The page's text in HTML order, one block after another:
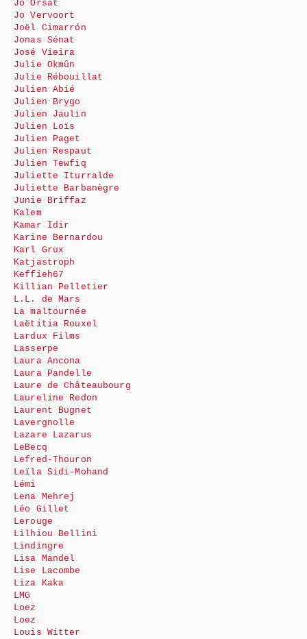
Jo Orsat
Jo Vervoort
Joël Cimarrón
Jonas Sénat
José Vieira
Julie Okmûn
Julie Rébouillat
Julien Abié
Julien Brygo
Julien Jaulin
Julien Loïs
Julien Paget
Julien Respaut
Julien Tewfiq
Juliette Iturralde
Juliette Barbanègre
Junie Briffaz
Kalem
Kamar Idir
Karine Bernardou
Karl Grux
Katjastroph
Keffieh67
Killian Pelletier
L.L. de Mars
La maltournée
Laëtitia Rouxel
Lardux Films
Lasserpe
Laura Ancona
Laura Pandelle
Laure de Châteaubourg
Laureline Redon
Laurent Bugnet
Lavergnolle
Lazare Lazarus
LeBecq
Lefred-Thouron
Leïla Sidi-Mohand
Lémi
Lena Mehrej
Léo Gillet
Lerouge
Lilhiou Bellini
Lindingre
Lisa Mandel
Lise Lacombe
Liza Kaka
LMG
Loez
Loez
Louis Witter